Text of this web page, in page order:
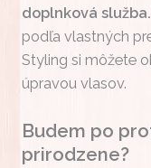
doplnková služba.
podľa vlastných
Styling si môžete
úpravou vlasov.
Budem po
prirodzene?